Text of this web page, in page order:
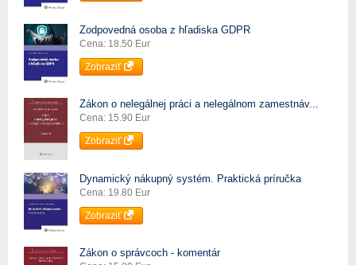
Zodpovedná osoba z hľadiska GDPR
Cena: 18.50 Eur
Zobraziť
Zákon o nelegálnej práci a nelegálnom zamestnáv...
Cena: 15.90 Eur
Zobraziť
Dynamický nákupný systém. Praktická príručka
Cena: 19.80 Eur
Zobraziť
Zákon o správcoch - komentár